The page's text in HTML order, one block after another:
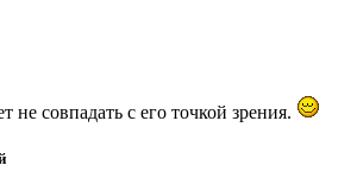
не совпадать с его точкой зрения.